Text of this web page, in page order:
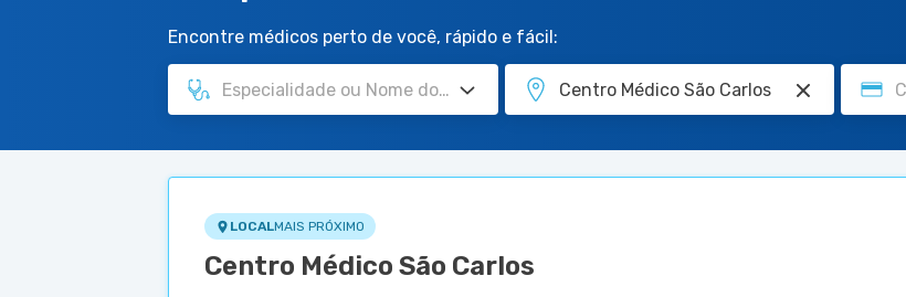
Encontre médicos perto de você, rápido e fácil:
LOCALMAIS PRÓXIMO
Centro Médico São Carlos